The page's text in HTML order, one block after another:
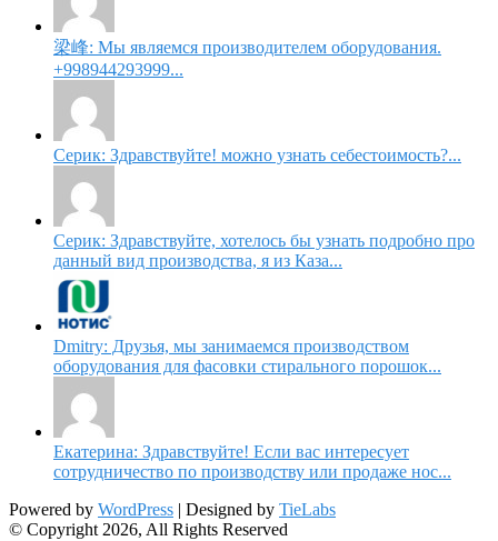
梁峰: Мы являемся производителем оборудования.
+998944293999...
Серик: Здравствуйте! можно узнать себестоимость?...
Серик: Здравствуйте, хотелось бы узнать подробно про
данный вид производства, я из Каза...
Dmitry: Друзья, мы занимаемся производством
оборудования для фасовки стирального порошок...
Екатерина: Здравствуйте! Если вас интересует
сотрудничество по производству или продаже нос...
Powered by WordPress | Designed by TieLabs
© Copyright 2026, All Rights Reserved